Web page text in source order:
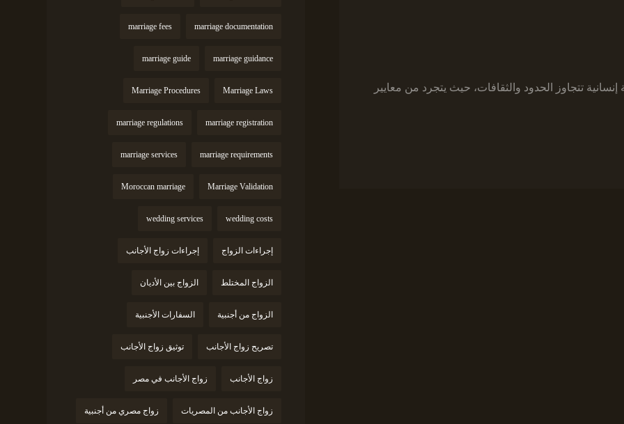
تتجاوز الحدود والثقافات، حيث يتجرد من معايير
marriage documentation
marriage fees
marriage guidance
marriage guide
Marriage Laws
Marriage Procedures
marriage registration
marriage regulations
marriage requirements
marriage services
Marriage Validation
Moroccan marriage
wedding costs
wedding services
إجراءات الزواج إجراءات زواج الأجانب
الزواج المختلط الزواج بين الأديان
الزواج من أجنبية السفارات الأجنبية
تصريح زواج الأجانب توثيق زواج الأجانب
زواج الأجانب زواج الأجانب في مصر
زواج الأجانب من المصريات زواج مصري من أجنبية